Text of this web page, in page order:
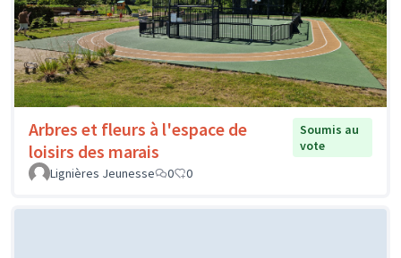
Arbres et fleurs à l'espace de
loisirs des marais
Soumis au
vote
Lignières Jeunesse
0 0